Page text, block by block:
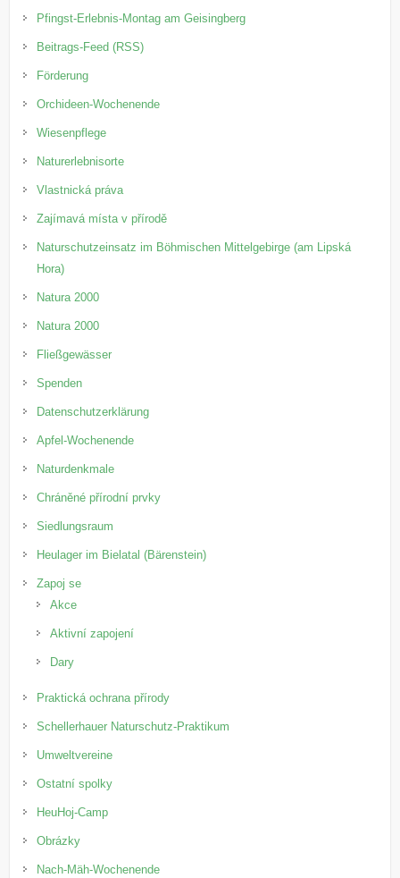
Pfingst-Erlebnis-Montag am Geisingberg
Beitrags-Feed (RSS)
Förderung
Orchideen-Wochenende
Wiesenpflege
Naturerlebnisorte
Vlastnická práva
Zajímavá místa v přírodě
Naturschutzeinsatz im Böhmischen Mittelgebirge (am Lipská
Hora)
Natura 2000
Natura 2000
Fließgewässer
Spenden
Datenschutzerklärung
Apfel-Wochenende
Naturdenkmale
Chráněné přírodní prvky
Siedlungsraum
Heulager im Bielatal (Bärenstein)
Zapoj se
Akce
Aktivní zapojení
Dary
Praktická ochrana přírody
Schellerhauer Naturschutz-Praktikum
Umweltvereine
Ostatní spolky
HeuHoj-Camp
Obrázky
Nach-Mäh-Wochenende